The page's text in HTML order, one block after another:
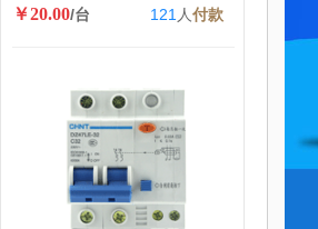
￥20.00/台 121 人付款